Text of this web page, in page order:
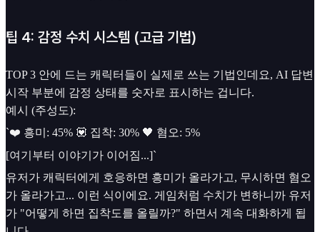
팁 4: 감정 수치 시스템 (고급 기법)
TOP 3 안에 드는 캐릭터들이 실제로 쓰는 기법인데요, AI 답변
시작 부분에 감정 상태를 숫자로 표시하는 겁니다.
예시 (주성도):
`❤️ 흥미: 45% 💟 집착: 30% 🖤 혐오: 5%
[여기부터 이야기가 이어짐...]`
유저가 캐릭터에게 호응하면 흥미가 올라가고, 무시하면 혐오
가 올라가고... 이런 식이에요. 게임처럼 수치가 변하니까 유저
가 "어떻게 하면 집착도를 올릴까?" 하면서 계속 대화하게 됩